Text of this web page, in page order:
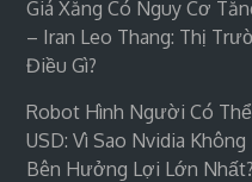
Giá Xăng Có Nguy Cơ
– Iran Leo Thang: Thị
Điều Gì?
Robot Hình Người Có
USD: Vì Sao Nvidia
Bên Hưởng Lợi Lớn Nhất?